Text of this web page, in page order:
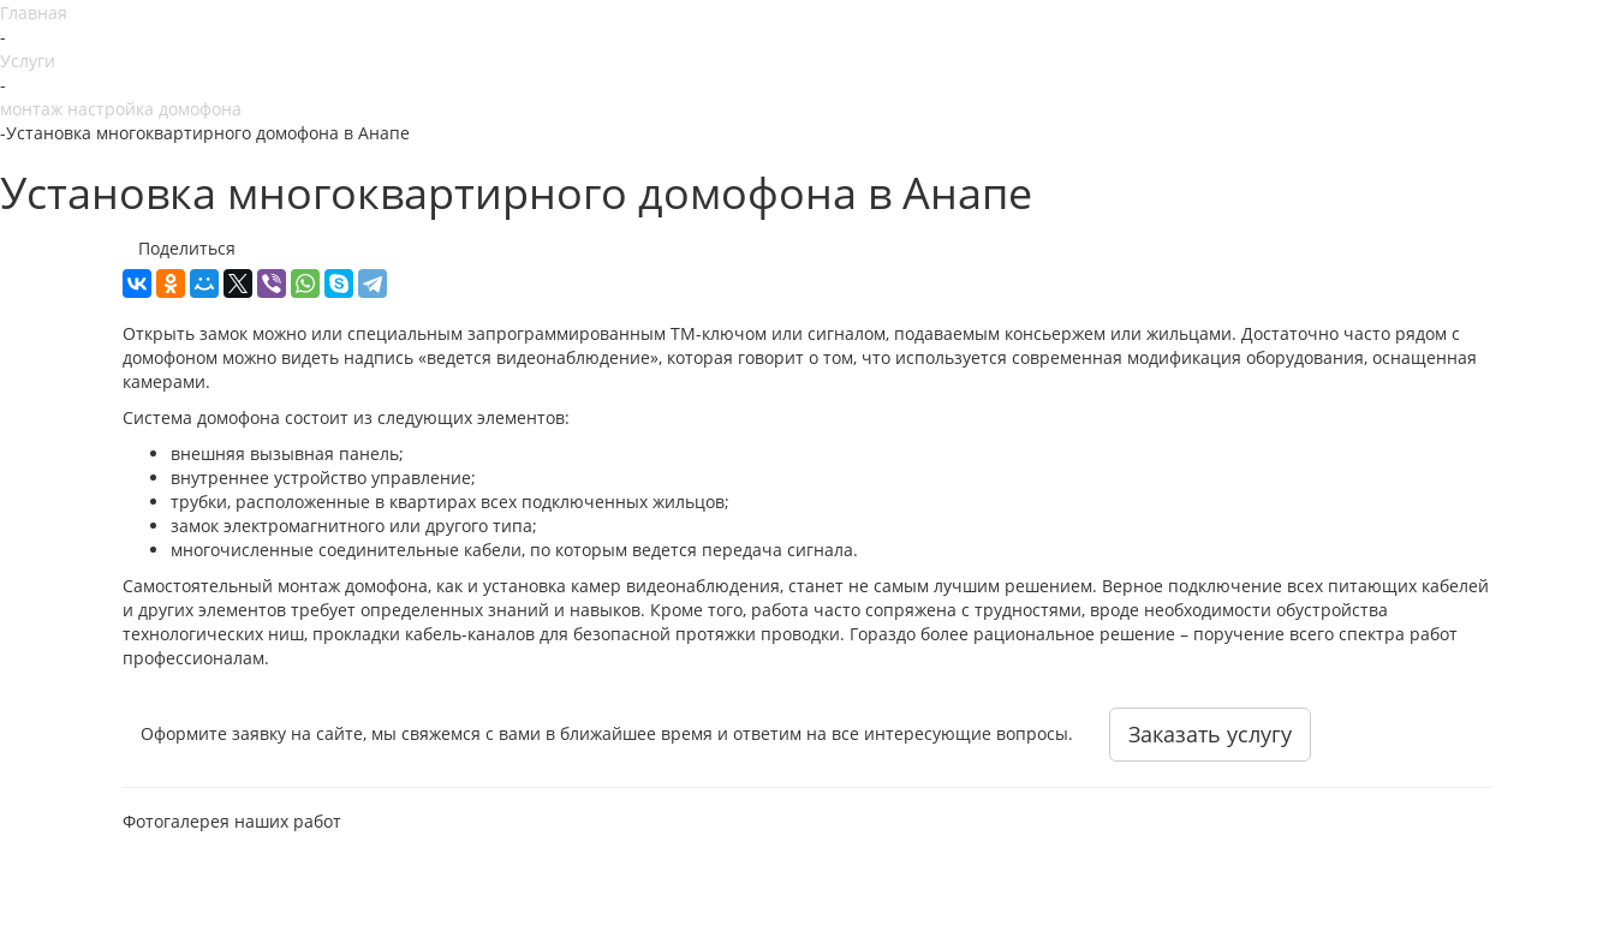
Главная
-
Услуги
-
монтаж настройка домофона
-Установка многоквартирного домофона в Анапе
Установка многоквартирного домофона в Анапе
Поделиться
Открыть замок можно или специальным запрограммированным TM-ключом или сигналом, подаваемым консьержем или жильцами. Достаточно часто рядом с
домофоном можно видеть надпись «ведется видеонаблюдение», которая говорит о том, что используется современная модификация оборудования, оснащенная
камерами.
Система домофона состоит из следующих элементов:
внешняя вызывная панель;
внутреннее устройство управление;
трубки, расположенные в квартирах всех подключенных жильцов;
замок электромагнитного или другого типа;
многочисленные соединительные кабели, по которым ведется передача сигнала.
Самостоятельный монтаж домофона, как и установка камер видеонаблюдения, станет не самым лучшим решением. Верное подключение всех питающих кабелей
и других элементов требует определенных знаний и навыков. Кроме того, работа часто сопряжена с трудностями, вроде необходимости обустройства
технологических ниш, прокладки кабель-каналов для безопасной протяжки проводки. Гораздо более рациональное решение – поручение всего спектра работ
профессионалам.
Оформите заявку на сайте, мы свяжемся с вами в ближайшее время и ответим на все интересующие вопросы. Заказать услугу
Фотогалерея наших работ